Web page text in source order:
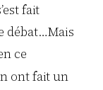
fait
débat…Mais
ce
ont fait un